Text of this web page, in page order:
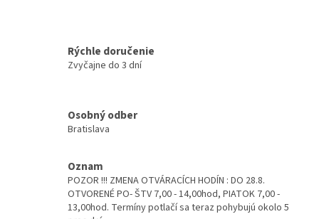
Rýchle doručenie
Zvyčajne do 3 dní
Osobný odber
Bratislava
Oznam
POZOR !!! ZMENA OTVÁRACÍCH HODÍN : DO 28.8.
OTVORENÉ PO- ŠTV 7,00 - 14,00hod, PIATOK 7,00 -
13,00hod. Termíny potlačí sa teraz pohybujú okolo 5